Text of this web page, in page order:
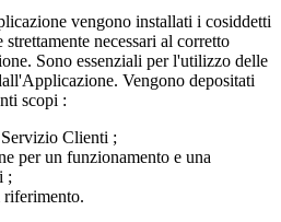
vengono installati i cosiddetti
necessari al corretto
Sono essenziali per l'utilizzo delle
Vengono depositati
scopi :
Clienti ;
per un funzionamento e una
;